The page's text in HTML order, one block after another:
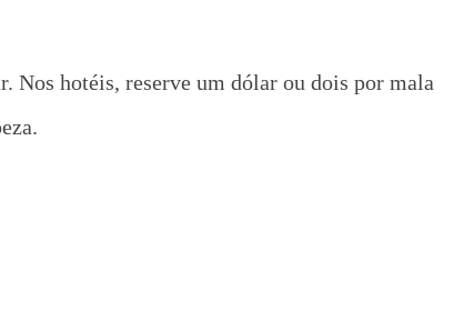
Nos hotéis, reserve um dólar ou dois por mala